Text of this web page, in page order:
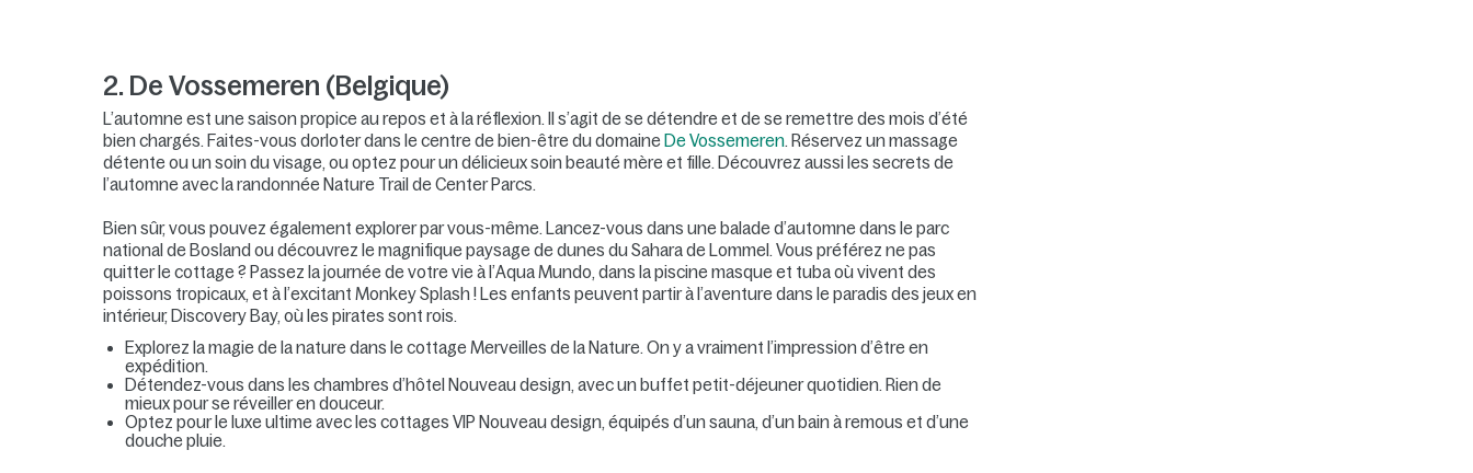
2. De Vossemeren (Belgique)
L’automne est une saison propice au repos et à la réflexion. Il s’agit de se détendre et de se remettre des mois d’été
bien chargés. Faites-vous dorloter dans le centre de bien-être du domaine De Vossemeren. Réservez un massage
détente ou un soin du visage, ou optez pour un délicieux soin beauté mère et fille. Découvrez aussi les secrets de
l’automne avec la randonnée Nature Trail de Center Parcs.
Bien sûr, vous pouvez également explorer par vous-même. Lancez-vous dans une balade d’automne dans le parc
national de Bosland ou découvrez le magnifique paysage de dunes du Sahara de Lommel. Vous préférez ne pas
quitter le cottage ? Passez la journée de votre vie à l’Aqua Mundo, dans la piscine masque et tuba où vivent des
poissons tropicaux, et à l’excitant Monkey Splash ! Les enfants peuvent partir à l’aventure dans le paradis des jeux en
intérieur, Discovery Bay, où les pirates sont rois.
Explorez la magie de la nature dans le cottage Merveilles de la Nature. On y a vraiment l’impression d’être en
expédition.
Détendez-vous dans les chambres d’hôtel Nouveau design, avec un buffet petit-déjeuner quotidien. Rien de
mieux pour se réveiller en douceur.
Optez pour le luxe ultime avec les cottages VIP Nouveau design, équipés d’un sauna, d’un bain à remous et d’une
douche pluie.